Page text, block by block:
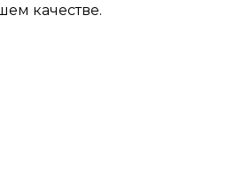
качестве.